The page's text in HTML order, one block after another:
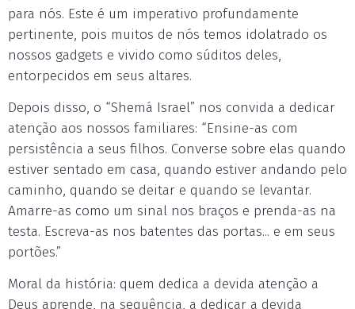
para nós. Este é um imperativo profundamente
pertinente, pois muitos de nós temos idolatrado os
nossos gadgets e vivido como súditos deles,
entorpecidos em seus altares.
Depois disso, o “Shemá Israel” nos convida a dedicar
atenção aos nossos familiares: “Ensine-as com
persistência a seus filhos. Converse sobre elas quando
estiver sentado em casa, quando estiver andando pelo
caminho, quando se deitar e quando se levantar.
Amarre-as como um sinal nos braços e prenda-as na
testa. Escreva-as nos batentes das portas... e em seus
portões.”
Moral da história: quem dedica a devida atenção a
Deus aprende, na sequência, a dedicar a devida